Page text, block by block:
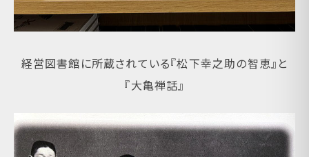
経営図書館に所蔵されている『松下幸之助の智恵』と
『大亀禅話』